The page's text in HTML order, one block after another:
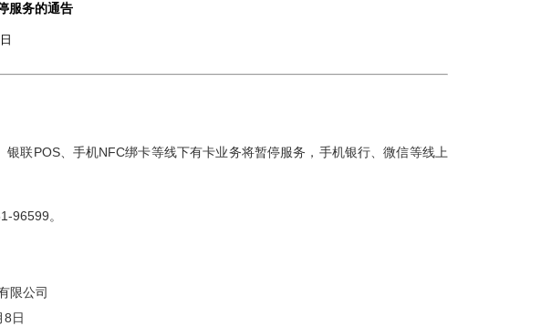
服务的通告
、银联POS、手机NFC绑卡等线下有卡业务将暂停服务，手机银行、微信等线上
96599。
公司